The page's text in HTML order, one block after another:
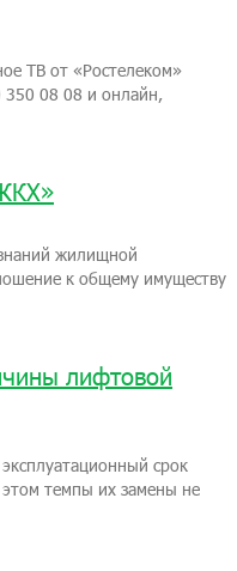
ТВ от «Ростелеком»
08 08 и онлайн,
жилищной
к общему имуществу
лифтовой
срок
темпы их замены не